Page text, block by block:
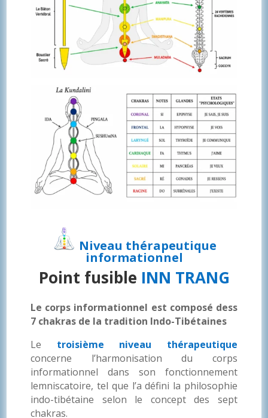
Niveau thérapeutique
informationnel
Point fusible INN TRANG
Le corps informationnel est composé dess
7 chakras de la tradition Indo-Tibétaines
Le troisième niveau thérapeutique
concerne l’harmonisation du corps
informationnel dans son fonctionnement
lemniscatoire, tel que l’a défini la philosophie
indo-tibétaine selon le concept des sept
chakras.